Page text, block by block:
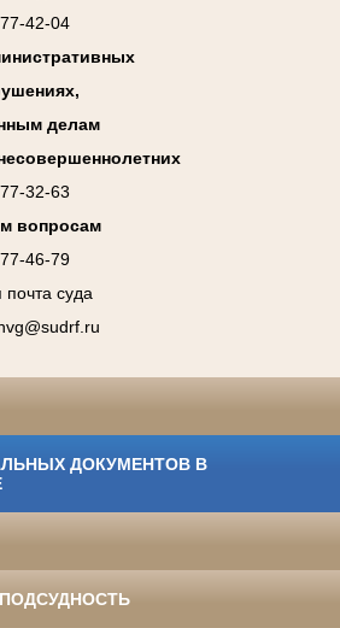
42-04
делам
32-63
вопросам
46-79
почта суда
ДОКУМЕНТОВ В